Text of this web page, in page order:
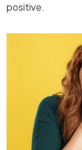
positive.